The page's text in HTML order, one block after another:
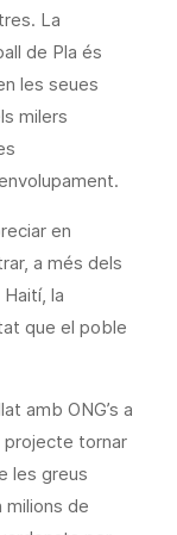
La
de Pla és
les seues
milers
en
a més dels
la
que el poble
amb ONG’s a
projecte tornar
les greus
milions de